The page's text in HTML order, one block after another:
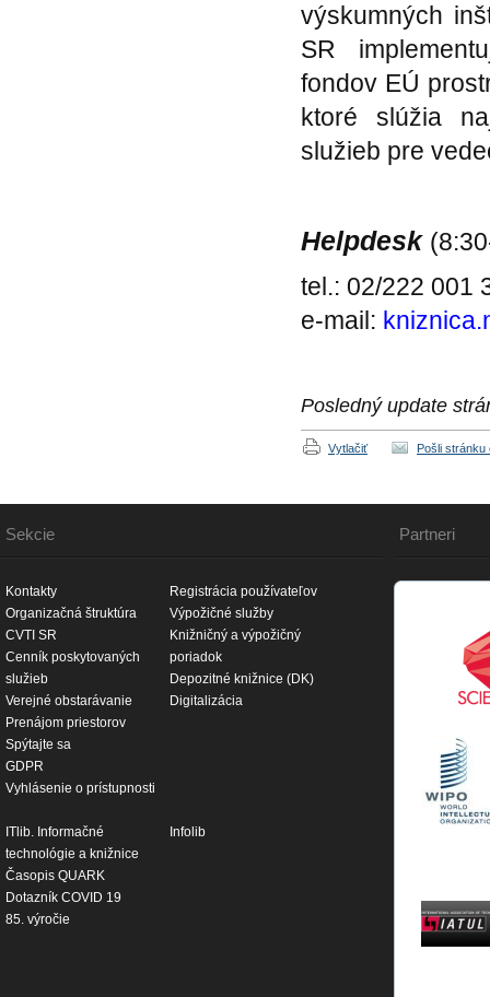
výskumných
SR
fondov EÚ
ktoré slúžia
služieb pre
Helpdesk
tel.: 02/222 001
e-mail:
Posledný update
Vytlačiť Pošli stránku
Sekcie
Kontakty
Organizačná štruktúra
CVTI SR
Cenník poskytovaných
služieb
Verejné obstarávanie
Prenájom priestorov
Spýtajte sa
GDPR
Vyhlásenie o prístupnosti
Registrácia používateľov
Výpožičné služby
Knižničný a výpožičný
poriadok
Depozitné knižnice (DK)
Digitalizácia
ITlib. Informačné
technológie a knižnice
Časopis QUARK
Dotazník COVID 19
85. výročie
Infolib
Partneri